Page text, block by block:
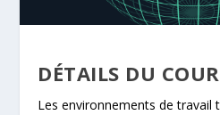
DÉTAILS DU
Les environnements de travail